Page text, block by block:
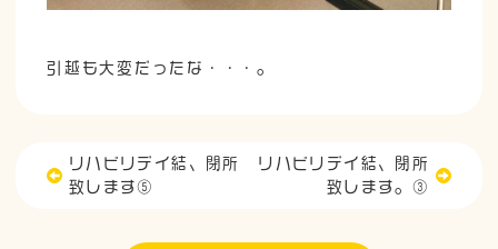
引越も大変だったな・・・。
リハビリデイ結、閉所
致します⑤
リハビリデイ結、閉所
致します。③